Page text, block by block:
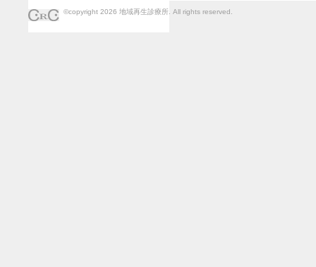
©copyright 2026 地域再生診療所. All rights reserved.